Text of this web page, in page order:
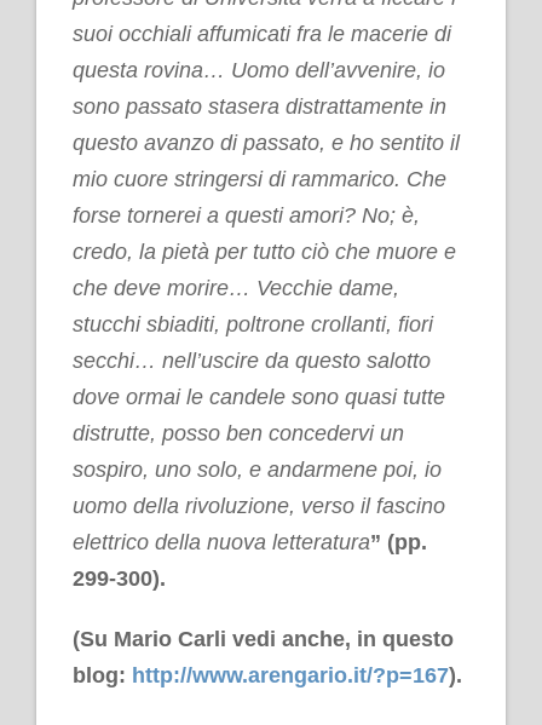
suoi occhiali affumicati fra le macerie di
questa rovina… Uomo dell’avvenire, io
sono passato stasera distrattamente in
questo avanzo di passato, e ho sentito il
mio cuore stringersi di rammarico. Che
forse tornerei a questi amori? No; è,
credo, la pietà per tutto ciò che muore e
che deve morire… Vecchie dame,
stucchi sbiaditi, poltrone crollanti, fiori
secchi… nell’uscire da questo salotto
dove ormai le candele sono quasi tutte
distrutte, posso ben concedervi un
sospiro, uno solo, e andarmene poi, io
uomo della rivoluzione, verso il fascino
elettrico della nuova letteratura” (pp.
299-300).
(Su Mario Carli vedi anche, in questo
blog: http://www.arengario.it/?p=167).